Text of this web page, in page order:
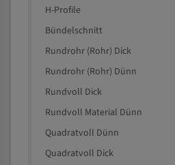
H-Profile
Bündelschnitt
Rundrohr (Rohr) Dick
Rundrohr (Rohr) Dünn
Rundvoll Dick
Rundvoll Material Dünn
Quadratvoll Dünn
Quadratvoll Dick